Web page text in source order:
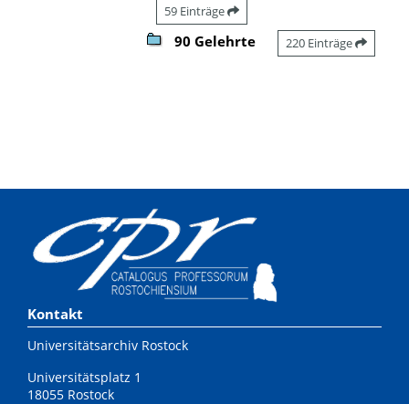
59 Einträge
90 Gelehrte 220 Einträge
Kontakt
Universitätsarchiv Rostock
Universitätsplatz 1
18055 Rostock